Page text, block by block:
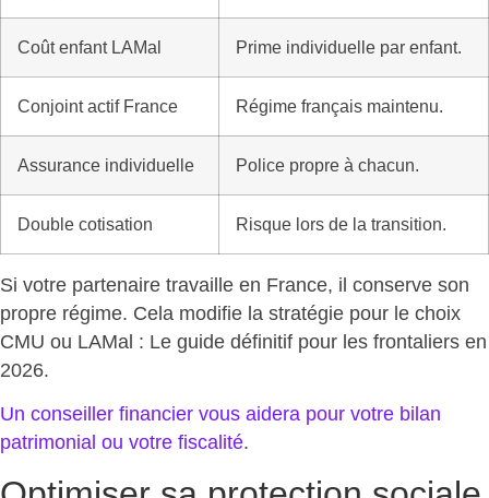
Coût enfant LAMal Prime individuelle par enfant.
Conjoint actif France Régime français maintenu.
Assurance individuelle Police propre à chacun.
Double cotisation Risque lors de la transition.
Si votre partenaire travaille en France, il conserve son
propre régime. Cela modifie la stratégie pour le choix
CMU ou LAMal : Le guide définitif pour les frontaliers en
2026.
Un conseiller financier vous aidera pour votre bilan
patrimonial ou votre fiscalité.